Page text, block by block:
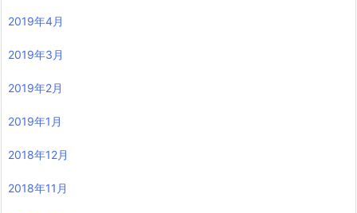
2019年4月
2019年3月
2019年2月
2019年1月
2018年12月
2018年11月